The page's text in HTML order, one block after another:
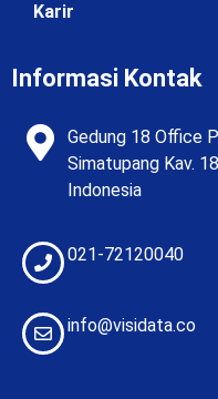
Karir
Informasi Kontak
Gedung 18 Office
Simatupang Kav.
Indonesia
021-72120040
info@visidata.co